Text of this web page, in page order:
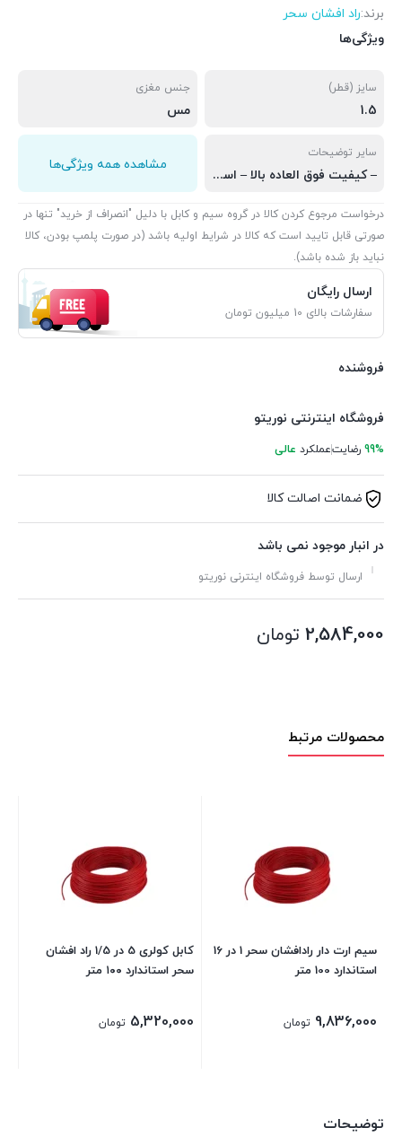
برند:راد افشان سحر
ویژگی‌ها
سایز (قطر)
1.5
جنس مغزی
مس
سایر توضیحات
– کیفیت فوق العاده بالا – استاندارد ملی ایران – استاندارد اتحادیه اروپا – دارای تاییده اداره برق – مغزی سیم مسی با خلوص بالا – – تحمل جریان تا 16 آمپر( بسته به متراژ متفاوت است) – مناسب برای سیم کشی ساختمان و مصارف عمومی
مشاهده همه ویژگی‌ها
درخواست مرجوع کردن کالا در گروه سیم و کابل با دلیل "انصراف از خرید" تنها در
صورتی قابل تایید است که کالا در شرایط اولیه باشد (در صورت پلمپ بودن، کالا
نباید باز شده باشد).
ارسال رایگان
سفارشات بالای 10 میلیون تومان
فروشنده
فروشگاه اینترنتی نوریتو
99% رضایتعملکرد عالی
ضمانت اصالت کالا
در انبار موجود نمی باشد
ارسال توسط فروشگاه اینترنی نوریتو
2,584,000 تومان
محصولات مرتبط
سیم ارت دار رادافشان سحر 1 در 16
استاندارد 100 متر
9,836,000 تومان
کابل کولری 5 در 1/5 راد افشان
سحر استاندارد ۱۰۰ متر
5,320,000 تومان
توضیحات